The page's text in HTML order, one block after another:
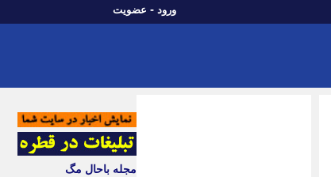
ورود - عضویت
مجله باحال مگ